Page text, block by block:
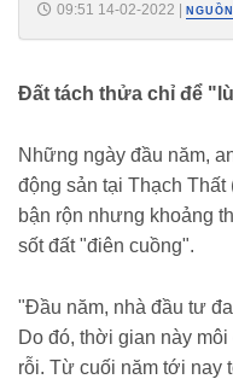
09:51 14-02-2022 NGUỒN
Đất tách thửa chỉ để
Những ngày đầu năm,
động sản tại Thạch
bận rộn nhưng khoảng
sốt đất "điên cuồng".
"Đầu năm, nhà đầu tư
Do đó, thời gian này
rỗi. Từ cuối năm tới nay